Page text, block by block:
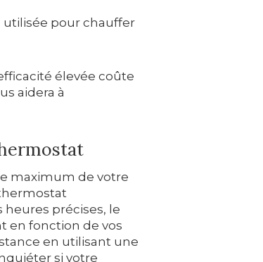
utilisée pour chauffer
élevée coûte
aidera à
maximum de votre
précises, le
en fonction de vos
en utilisant une
si votre